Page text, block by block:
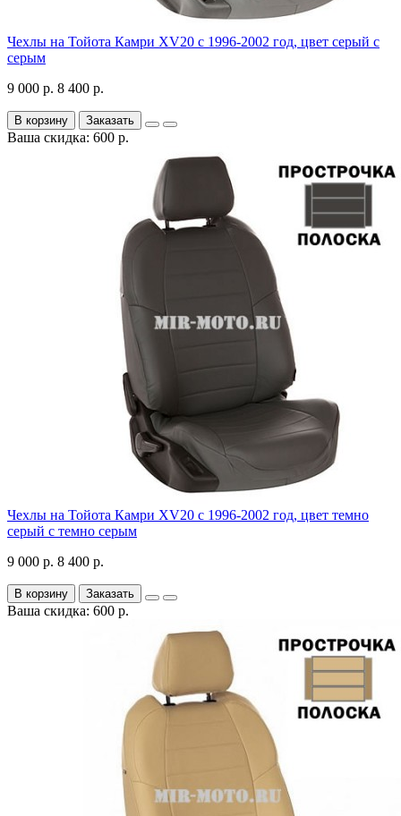
Чехлы на Тойота Камри XV20 с 1996-2002 год, цвет серый с
серым
9 000 р. 8 400 р.
В корзину Заказать
Ваша скидка: 600 р.
Чехлы на Тойота Камри XV20 с 1996-2002 год, цвет темно
серый с темно серым
9 000 р. 8 400 р.
В корзину Заказать
Ваша скидка: 600 р.